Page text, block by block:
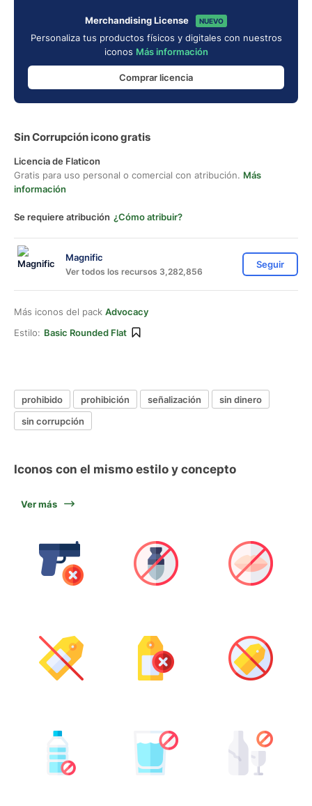
Merchandising License NUEVO
Personaliza tus productos físicos y digitales con nuestros
iconos Más información
Comprar licencia
Sin Corrupción icono gratis
Licencia de Flaticon
Gratis para uso personal o comercial con atribución. Más
información
Se requiere atribución ¿Cómo atribuir?
Magnific
Ver todos los recursos 3,282,856
Seguir
Más iconos del pack Advocacy
Estilo: Basic Rounded Flat
prohibido prohibición señalización
sin dinero
sin corrupción
Iconos con el mismo estilo y concepto
Ver más